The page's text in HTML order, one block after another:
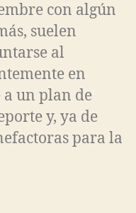
con algún
suelen
al
en
a un plan de
y, ya de
para la